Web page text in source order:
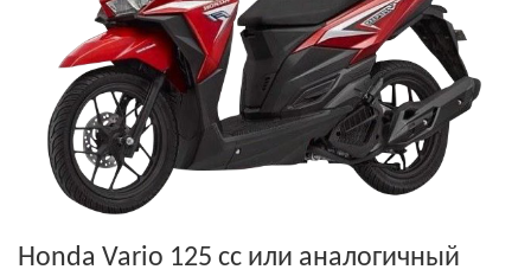
Honda Vario 125 cc или аналогичный